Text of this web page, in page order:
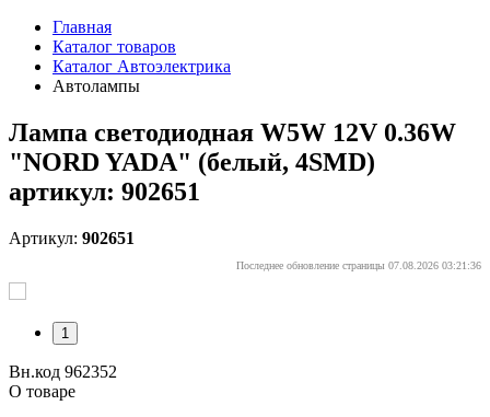
Главная
Каталог товаров
Каталог Автоэлектрика
Автолампы
Лампа светодиодная W5W 12V 0.36W
"NORD YADA" (белый, 4SMD)
артикул: 902651
Артикул: 902651
Последнее обновление страницы 07.08.2026 03:21:36
1
Вн.код 962352
О товаре